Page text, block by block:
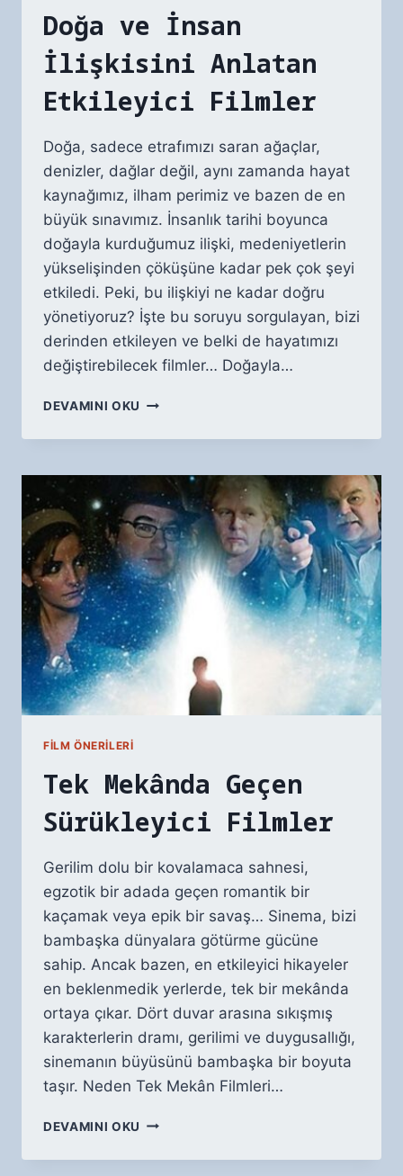
Doğa ve İnsan
İlişkisini Anlatan
Etkileyici Filmler
Doğa, sadece etrafımızı saran ağaçlar,
denizler, dağlar değil, aynı zamanda hayat
kaynağımız, ilham perimiz ve bazen de en
büyük sınavımız. İnsanlık tarihi boyunca
doğayla kurduğumuz ilişki, medeniyetlerin
yükselişinden çöküşüne kadar pek çok şeyi
etkiledi. Peki, bu ilişkiyi ne kadar doğru
yönetiyoruz? İşte bu soruyu sorgulayan, bizi
derinden etkileyen ve belki de hayatımızı
değiştirebilecek filmler… Doğayla…
DEVAMINI OKU DOĞA
İNSAN
ANLATAN
ETKILEYICI
FILMLER
FILM ÖNERILERI
Tek Mekânda Geçen
Sürükleyici Filmler
Gerilim dolu bir kovalamaca sahnesi,
egzotik bir adada geçen romantik bir
kaçamak veya epik bir savaş… Sinema, bizi
bambaşka dünyalara götürme gücüne
sahip. Ancak bazen, en etkileyici hikayeler
en beklenmedik yerlerde, tek bir mekânda
ortaya çıkar. Dört duvar arasına sıkışmış
karakterlerin dramı, gerilimi ve duygusallığı,
sinemanın büyüsünü bambaşka bir boyuta
taşır. Neden Tek Mekân Filmleri…
DEVAMINI OKU TEK
GEÇEN